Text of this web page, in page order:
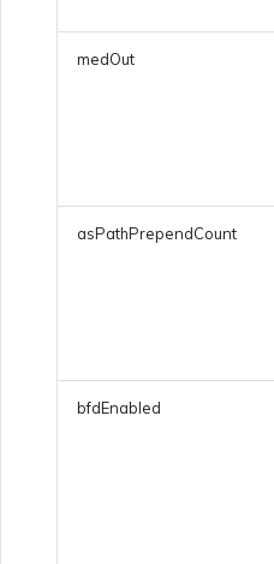
medOut
asPathPrependCount
bfdEnabled